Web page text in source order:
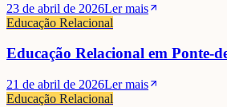
23 de abril de 2026Ler mais
Educação Relacional
Educação Relacional em Ponte-
21 de abril de 2026Ler mais
Educação Relacional